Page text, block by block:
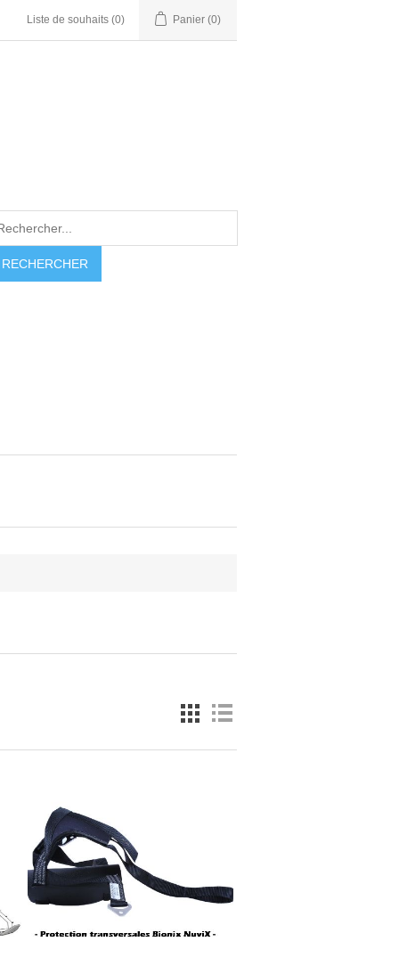
Liste de souhaits (0) Panier (0)
RECHERCHER